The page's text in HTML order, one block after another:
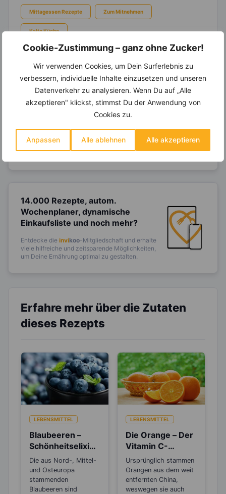
Cookie-Zustimmung – ganz ohne Zucker!
Wir verwenden Cookies, um Dein Surferlebnis zu
verbessern, individuelle Inhalte einzusetzen und unseren
Datenverkehr zu analysieren. Wenn Du auf „Alle
akzeptieren" klickst, stimmst Du der Anwendung von
Cookies zu.
Anpassen Alle ablehnen Alle akzeptieren
Mittagessen Rezepte Zum Mitnehmen
Kalte Küche
Ein Ernährungsplan auf Dich
abgestimmt nur mit Deinen
eigenen Rezepten?
Erstelle Dir Deinen eigenen, individuellen
Ernährungsplan nur mit Deinen
Lieblingsrezepten auf Basis des gesamten
Know-Hows voninvikoo.
14.000 Rezepte, autom.
Wochenplaner, dynamische
Einkaufsliste und noch mehr?
Entdecke die invikoo-Mitgliedschaft und erhalte
viele hilfreiche und zeitsparende Möglichkeiten,
um Deine Ernährung optimal zu gestalten.
Erfahre mehr über die Zutaten
dieses Rezepts
LEBENSMITTEL
Blaubeeren –
Schönheitselixier
für die Haut und
gut beim
Abnehmen
Die aus Nord-, Mittel-
und Osteuropa
stammenden
Blaubeeren sind
LEBENSMITTEL
Die Orange – Der
Vitamin C-
Booster für die
kalte Jahreszeit
Ursprünglich stammen
Orangen aus dem weit
entfernten China,
weswegen sie auch